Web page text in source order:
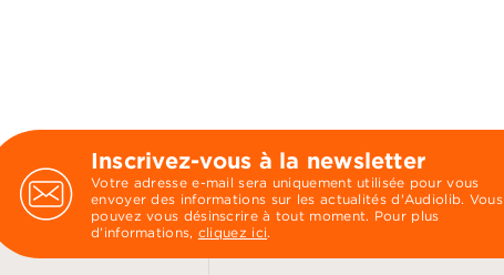
Inscrivez-vous à la newsletter
Votre adresse e-mail sera uniquement utilisée pour vous
envoyer des informations sur les actualités d'Audiolib. Vous
pouvez vous désinscrire à tout moment. Pour plus
d’informations, cliquez ici.